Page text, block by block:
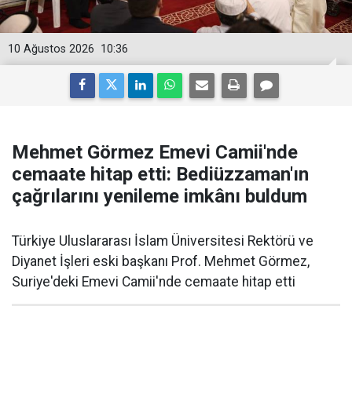
10:36
10 Ağustos 2026
Mehmet Görmez Emevi Camii'nde
cemaate hitap etti: Bediüzzaman'ın
çağrılarını yenileme imkânı buldum
Türkiye Uluslararası İslam Üniversitesi Rektörü ve
Diyanet İşleri eski başkanı Prof. Mehmet Görmez,
Suriye'deki Emevi Camii'nde cemaate hitap etti